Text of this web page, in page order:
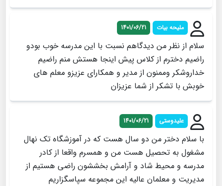
ملیحه بیات 1401/06/21
سلام از نظر من دیدگاهم نسبت با این مدرسه خوب بودو
راضیم دخترم از کلاس پیش اینجا هستش منم راضیم
خداروشکر وممنون از مدیر و همکارای عزیزو معلم های
خوبش با تشکر از شما عزیزان
علیدوستی 1401/06/21
با سلام دختر من دو سال هست که در آموزشگاه تک نهال
مشغول به تحصیل هست من و همسرم واقعا از کادر
مدرسه و محیط شاد و آرامش بخششون راضی هستیم از
مدیریت و معلمان عالیه این مجموعه سپاسگزاریم